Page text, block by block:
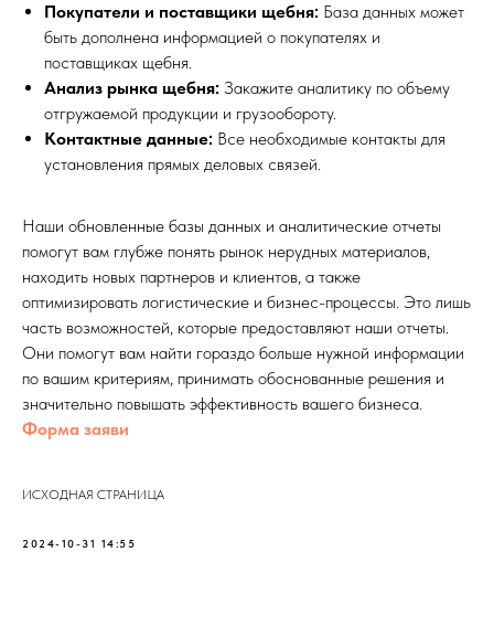
Покупатели и поставщики щебня: База данных может
быть дополнена информацией о покупателях и
поставщиках щебня.
Анализ рынка щебня: Закажите аналитику по объему
отгружаемой продукции и грузообороту.
Контактные данные: Все необходимые контакты для
установления прямых деловых связей.
Наши обновленные базы данных и аналитические отчеты
помогут вам глубже понять рынок нерудных материалов,
находить новых партнеров и клиентов, а также
оптимизировать логистические и бизнес-процессы. Это лишь
часть возможностей, которые предоставляют наши отчеты.
Они помогут вам найти гораздо больше нужной информации
по вашим критериям, принимать обоснованные решения и
значительно повышать эффективность вашего бизнеса.
Форма заяви
ИСХОДНАЯ СТРАНИЦА
2024-10-31 14:55